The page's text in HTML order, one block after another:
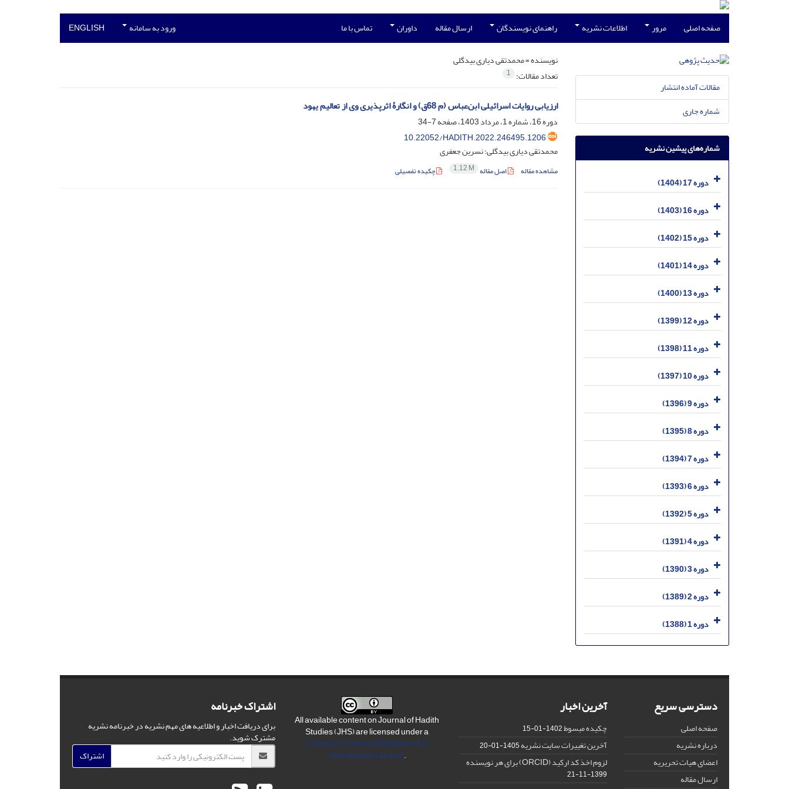
صفحه اصلی مرور اطلاعات نشریه راهنمای نویسندگان ارسال مقاله داوران تماس با ما ورود به سامانه ENGLISH
نویسنده =محمدتقی دیاری بیدگلی
تعداد مقالات: 1
ارزیابی روایات اسرائیلی ابن‌عباس (م 68ق) و انگارۀ اثرپذیری وی از تعالیم یهود
دوره 16، شماره 1، مرداد 1403، صفحه
7-34
10.22052/HADITH.2022.246495.1206
محمدتقی دیاری بیدگلی؛ نسرین جعفری
مشاهده مقاله اصل مقاله 1.12 M چکیده تفصیلی
مقالات آماده انتشار
شماره جاری
شماره‌های پیشین نشریه
دوره 17 (1404)
دوره 16 (1403)
دوره 15 (1402)
دوره 14 (1401)
دوره 13 (1400)
دوره 12 (1399)
دوره 11 (1398)
دوره 10 (1397)
دوره 9 (1396)
دوره 8 (1395)
دوره 7 (1394)
دوره 6 (1393)
دوره 5 (1392)
دوره 4 (1391)
دوره 3 (1390)
دوره 2 (1389)
دوره 1 (1388)
دسترسی سریع
صفحه اصلی
درباره نشریه
اعضای هیات تحریریه
ارسال مقاله
آخرین اخبار
چکیده مبسوط1402-01-15
آخرین تغییرات سایت نشریه1405-01-20
لزوم اخذ کد ارکید (ORCID) برای هر نویسنده
1399-11-21
All available content on Journal of Hadith
Studies (JHS) are licensed under a
Creative Commons Attribution 4.0
International License.
اشتراک خبرنامه
برای دریافت اخبار و اطلاعیه های مهم نشریه در خبرنامه نشریه
مشترک شوید.
اشتراک